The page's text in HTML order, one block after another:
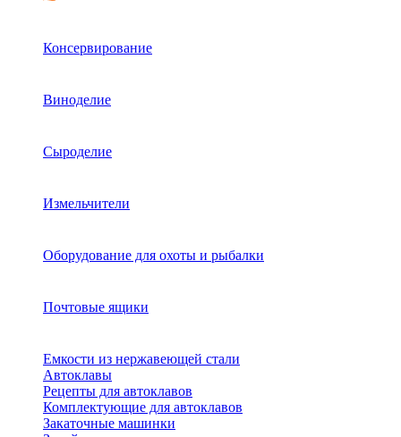
Консервирование
Виноделие
Сыроделие
Измельчители
Оборудование для охоты и рыбалки
Почтовые ящики
Емкости из нержавеющей стали
Автоклавы
Рецепты для автоклавов
Комплектующие для автоклавов
Закаточные машинки